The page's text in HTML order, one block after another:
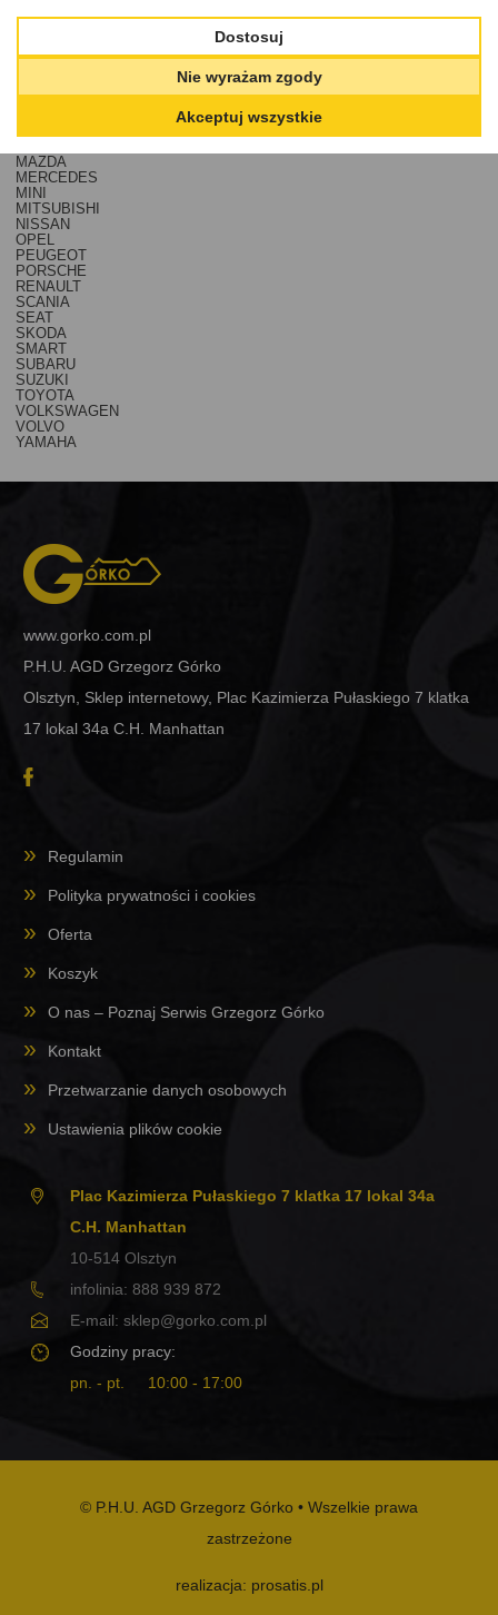
HONDA
IVECO
MAZDA
MERCEDES
MINI
MITSUBISHI
NISSAN
OPEL
PEUGEOT
PORSCHE
RENAULT
SCANIA
SEAT
SKODA
SMART
SUBARU
SUZUKI
TOYOTA
VOLKSWAGEN
VOLVO
YAMAHA
www.gorko.com.pl
P.H.U. AGD Grzegorz Górko
Olsztyn, Sklep internetowy, Plac Kazimierza Pułaskiego 7 klatka
17 lokal 34a C.H. Manhattan
Regulamin
Polityka prywatności i cookies
Oferta
Koszyk
O nas – Poznaj Serwis Grzegorz Górko
Kontakt
Przetwarzanie danych osobowych
Ustawienia plików cookie
Plac Kazimierza Pułaskiego 7 klatka 17 lokal 34a
C.H. Manhattan
10-514 Olsztyn
infolinia: 888 939 872
E-mail: sklep@gorko.com.pl
Godziny pracy:
pn. - pt.
10:00 - 17:00
© P.H.U. AGD Grzegorz Górko • Wszelkie prawa
zastrzeżone
realizacja: prosatis.pl
Dostosuj
Nie wyrażam zgody
Akceptuj wszystkie